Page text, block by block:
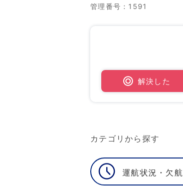
管理番号 ：1591
解決した
カテゴリから探す
運航状況・欠